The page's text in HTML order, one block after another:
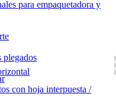
para empaquetadora y
plegados
con hoja interpuesta /